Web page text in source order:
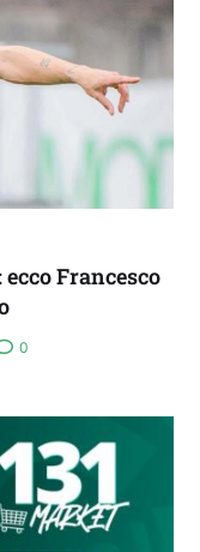
stagione al
131 e chi
Francesco
0